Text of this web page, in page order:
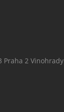
Praha 2 Vinohrady